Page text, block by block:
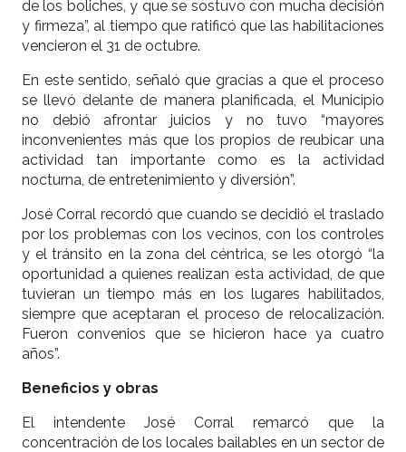
de los boliches, y que se sostuvo con mucha decisión
y firmeza”, al tiempo que ratificó que las habilitaciones
vencieron el 31 de octubre.
En este sentido, señaló que gracias a que el proceso
se llevó delante de manera planificada, el Municipio
no debió afrontar juicios y no tuvo “mayores
inconvenientes más que los propios de reubicar una
actividad tan importante como es la actividad
nocturna, de entretenimiento y diversión”.
José Corral recordó que cuando se decidió el traslado
por los problemas con los vecinos, con los controles
y el tránsito en la zona del céntrica, se les otorgó “la
oportunidad a quienes realizan esta actividad, de que
tuvieran un tiempo más en los lugares habilitados,
siempre que aceptaran el proceso de relocalización.
Fueron convenios que se hicieron hace ya cuatro
años”.
Beneficios y obras
El intendente José Corral remarcó que la
concentración de los locales bailables en un sector de